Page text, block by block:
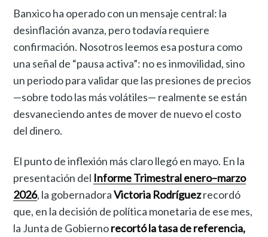
Banxico ha operado con un mensaje central: la
desinflación avanza, pero todavía requiere
confirmación. Nosotros leemos esa postura como
una señal de “pausa activa”: no es inmovilidad, sino
un periodo para validar que las presiones de precios
—sobre todo las más volátiles— realmente se están
desvaneciendo antes de mover de nuevo el costo
del dinero.
El punto de inflexión más claro llegó en mayo. En la
presentación del Informe Trimestral enero–marzo
2026, la gobernadoraVictoria Rodríguezrecordó
que, en la decisión de política monetaria de ese mes,
la Junta de Gobiernorecortó la tasa de referencia,